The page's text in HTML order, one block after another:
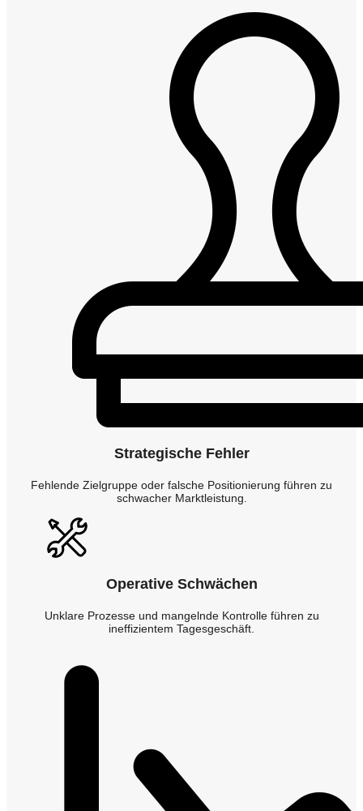
Strategische Fehler
Fehlende Zielgruppe oder falsche Positionierung führen zu
schwacher Marktleistung.
Operative Schwächen
Unklare Prozesse und mangelnde Kontrolle führen zu
ineffizientem Tagesgeschäft.